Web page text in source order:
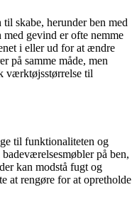
skabe, herunder ben med
gevind er ofte nemme
i eller ud for at ændre
på samme måde, men
værktøjsstørrelse til
til funktionaliteten og
på ben,
kan modstå fugt og
at rengøre for at opretholde